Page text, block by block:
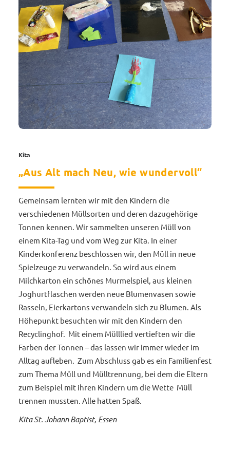
Kita
„Aus Alt mach Neu, wie wundervoll“
Gemeinsam lernten wir mit den Kindern die
verschiedenen Müllsorten und deren dazugehörige
Tonnen kennen. Wir sammelten unseren Müll von
einem Kita-Tag und vom Weg zur Kita. In einer
Kinderkonferenz beschlossen wir, den Müll in neue
Spielzeuge zu verwandeln. So wird aus einem
Milchkarton ein schönes Murmelspiel, aus kleinen
Joghurtflaschen werden neue Blumenvasen sowie
Rasseln, Eierkartons verwandeln sich zu Blumen. Als
Höhepunkt besuchten wir mit den Kindern den
Recyclinghof. Mit einem Mülllied vertieften wir die
Farben der Tonnen – das lassen wir immer wieder im
Alltag aufleben. Zum Abschluss gab es ein Familienfest
zum Thema Müll und Mülltrennung, bei dem die Eltern
zum Beispiel mit ihren Kindern um die Wette Müll
trennen mussten. Alle hatten Spaß.
Kita St. Johann Baptist, Essen